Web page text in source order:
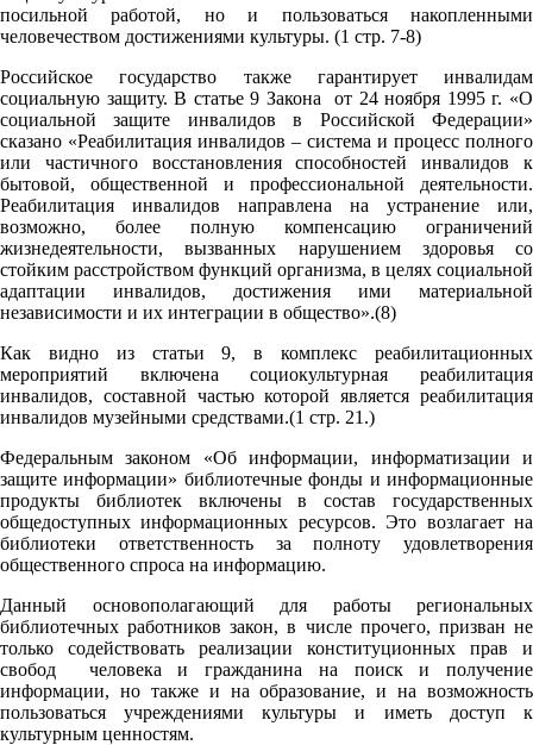
посильной работой, но и пользоваться накопленными
человечеством достижениями культуры. (1 стр. 7-8)
Российское государство также гарантирует инвалидам
социальную защиту. В статье 9 Закона от 24 ноября 1995 г. «О
социальной защите инвалидов в Российской Федерации»
сказано «Реабилитация инвалидов – система и процесс полного
или частичного восстановления способностей инвалидов к
бытовой, общественной и профессиональной деятельности.
Реабилитация инвалидов направлена на устранение или,
возможно, более полную компенсацию ограничений
жизнедеятельности, вызванных нарушением здоровья со
стойким расстройством функций организма, в целях социальной
адаптации инвалидов, достижения ими материальной
независимости и их интеграции в общество».(8)
Как видно из статьи 9, в комплекс реабилитационных
мероприятий включена социокультурная реабилитация
инвалидов, составной частью которой является реабилитация
инвалидов музейными средствами.(1 стр. 21.)
Федеральным законом «Об информации, информатизации и
защите информации» библиотечные фонды и информационные
продукты библиотек включены в состав государственных
общедоступных информационных ресурсов. Это возлагает на
библиотеки ответственность за полноту удовлетворения
общественного спроса на информацию.
Данный основополагающий для работы региональных
библиотечных работников закон, в числе прочего, призван не
только содействовать реализации конституционных прав и
свобод человека и гражданина на поиск и получение
информации, но также и на образование, и на возможность
пользоваться учреждениями культуры и иметь доступ к
культурным ценностям.